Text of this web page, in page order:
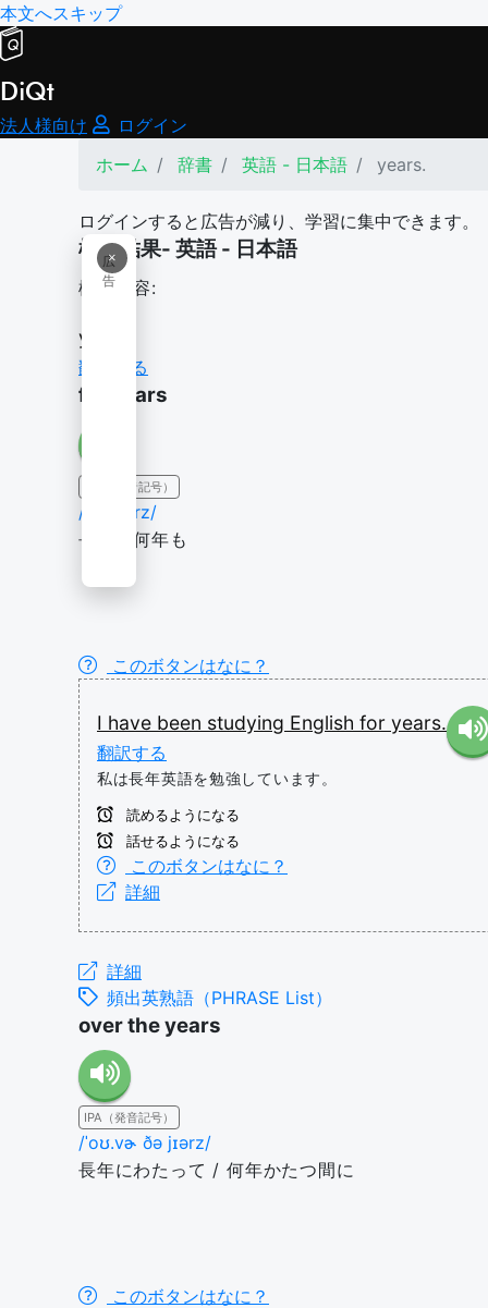
本文へスキップ
DiQt
法人様向け
ログイン
ホーム
辞書 英語 - 日本語 years.
ログインすると広告が減り、学習に集中できます。
×
広
告
検索結果- 英語 - 日本語
検索内容:
years.
翻訳する
for years
IPA（発音記号）
/fɔr jɪərz/
長年、何年も
このボタンはなに？
I have been studying English for years.
翻訳する
私は長年英語を勉強しています。
読めるようになる
話せるようになる
このボタンはなに？
詳細
詳細
頻出英熟語（PHRASE List）
over the years
IPA（発音記号）
/ˈoʊ.vɚ ðə jɪərz/
長年にわたって / 何年かたつ間に
このボタンはなに？